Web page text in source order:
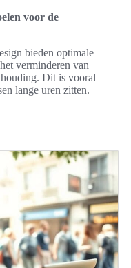
voor de
bieden optimale
verminderen van
Dit is vooral
lange uren zitten.